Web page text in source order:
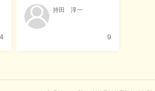
4
の遊び方【深谷市 技
活】
持田 淳一
9